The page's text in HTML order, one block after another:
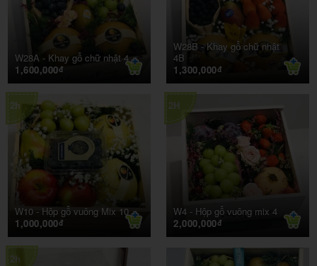
W28A - Khay gỗ chữ nhật 4
1,600,000đ
W28B - Khay gỗ chữ nhật
4B
1,300,000đ
W10 - Hộp gỗ vuông Mix 10
1,000,000đ
2h
W4 - Hộp gỗ vuông mix 4
2,000,000đ
2H
2h